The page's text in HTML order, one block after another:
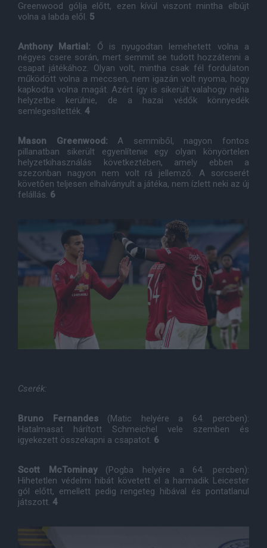
Greenwood gólja előtt, ezen kívül viszont mintha elbújt
volna a labda elől. 5
Anthony Martial: Ő is nyugodtan lemehetett volna a
négyes csere során, mert semmit se tudott hozzátenni a
csapat játékához. Olyan volt, mintha csak fél fordulaton
működött volna a meccsen, nem igazán volt nyoma, hogy
kapkodta volna magát. Azért így is sikerült valahogy néha
helyzetbe kerülnie, de a hazai védők könnyedék
semlegesítették. 4
Mason Greenwood:A semmiből, nagyon fontos
pillanatban sikerült egyenlítenie egy olyan könyörtelen
helyzetkihasználás következtében, amely ebben a
szezonban nagyon nem volt rá jellemző. A sorcserét
követően teljesen elhalványult a játéka, nem ízlett neki az új
felállás. 6
Cserék:
Bruno Fernandes (Matic helyére a 64. percben):
Hatalmasat hárított Schmeichel vele szemben és
igyekezett összekapni a csapatot. 6
Scott McTominay (Pogba helyére a 64. percben):
Hihetetlen védelmi hibát követett el a harmadik Leicester
gól előtt, emellett pedig rengeteg hibával és pontatlanul
játszott. 4